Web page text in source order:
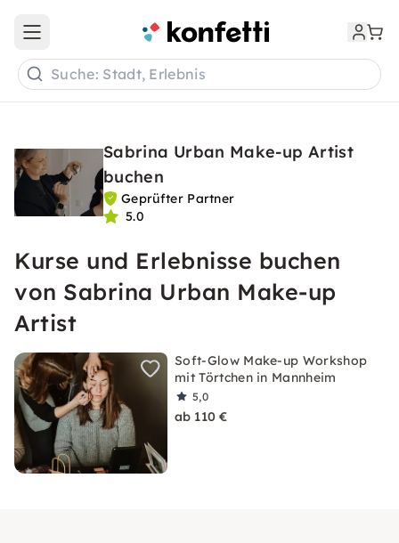
Open main menu
Suche: Stadt, Erlebnis
Sabrina Urban Make-up Artist
buchen
Geprüfter Partner
5.0
Kurse und Erlebnisse buchen
von Sabrina Urban Make-up
Artist
Soft-Glow Make-up Workshop
mit Törtchen in Mannheim
5,0
ab 110 €